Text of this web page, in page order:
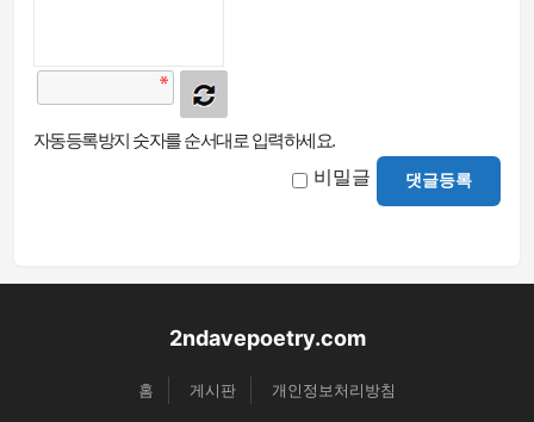
자동등록방지 숫자를 순서대로 입력하세요.
비밀글 댓글등록
2ndavepoetry.com
홈 게시판 개인정보처리방침